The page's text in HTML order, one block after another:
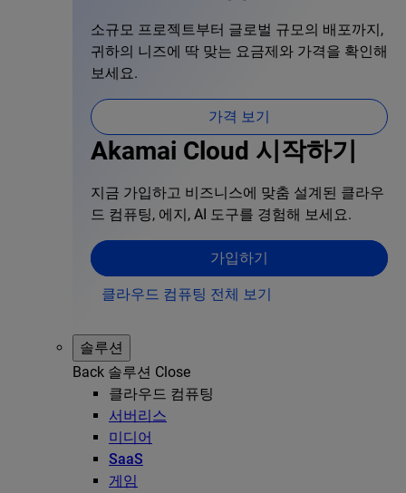
소규모 프로젝트부터 글로벌 규모의 배포까지,
귀하의 니즈에 딱 맞는 요금제와 가격을 확인해
보세요.
가격 보기
Akamai Cloud 시작하기
지금 가입하고 비즈니스에 맞춤 설계된 클라우
드 컴퓨팅, 에지, AI 도구를 경험해 보세요.
가입하기
클라우드 컴퓨팅 전체 보기
솔루션
Back 솔루션 Close
클라우드 컴퓨팅
서버리스
미디어
SaaS
게임